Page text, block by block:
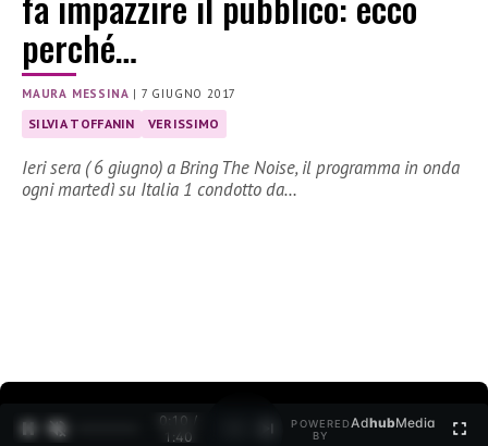
perché…
MAURA MESSINA | 7 GIUGNO 2017
SILVIA TOFFANIN VERISSIMO
Ieri sera ( 6 giugno) a Bring The Noise, il programma in onda
ogni martedì su Italia 1 condotto da…
0:11 /
1:40
POWERED
BY
AdhubMedia